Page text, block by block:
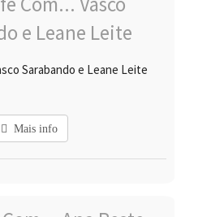
Sarabando e Leane Leite
Mais info